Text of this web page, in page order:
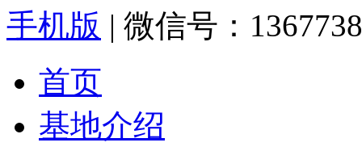
手机版 | 微信号：
首页
基地介绍